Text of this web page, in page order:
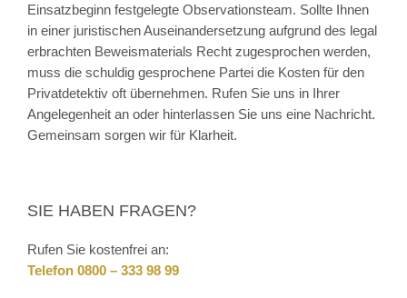
Einsatzbeginn festgelegte Observationsteam. Sollte Ihnen
in einer juristischen Auseinandersetzung aufgrund des legal
erbrachten Beweismaterials Recht zugesprochen werden,
muss die schuldig gesprochene Partei die Kosten für den
Privatdetektiv oft übernehmen. Rufen Sie uns in Ihrer
Angelegenheit an oder hinterlassen Sie uns eine Nachricht.
Gemeinsam sorgen wir für Klarheit.
SIE HABEN FRAGEN?
Rufen Sie kostenfrei an:
Telefon 0800 – 333 98 99